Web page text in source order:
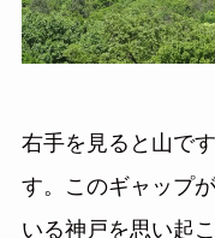
右手を見ると山で
す。このギャップ
いる神戸を思い起